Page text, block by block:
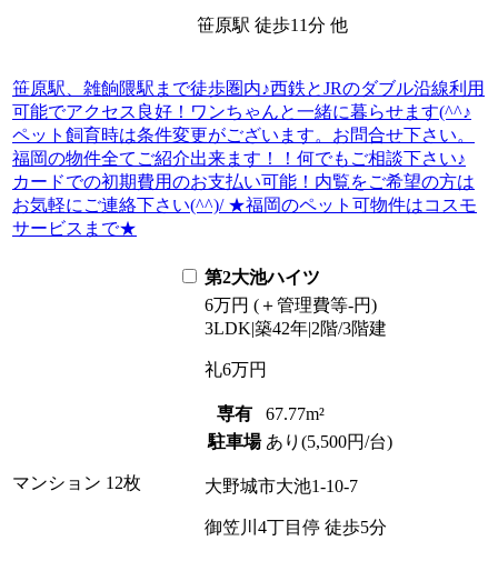
笹原駅 徒歩11分 他
笹原駅、雑餉隈駅まで徒歩圏内♪西鉄とJRのダブル沿線利用
可能でアクセス良好！ワンちゃんと一緒に暮らせます(^^♪
ペット飼育時は条件変更がございます。お問合せ下さい。
福岡の物件全てご紹介出来ます！！何でもご相談下さい♪
カードでの初期費用のお支払い可能！内覧をご希望の方は
お気軽にご連絡下さい(^^)/ ★福岡のペット可物件はコスモ
サービスまで★
第2大池ハイツ
マンション 12枚
6万円 (＋管理費等-円)
3LDK|築42年|2階/3階建
礼6万円
専有
67.77m²
駐車場 あり(5,500円/台)
大野城市大池1-10-7
御笠川4丁目停 徒歩5分